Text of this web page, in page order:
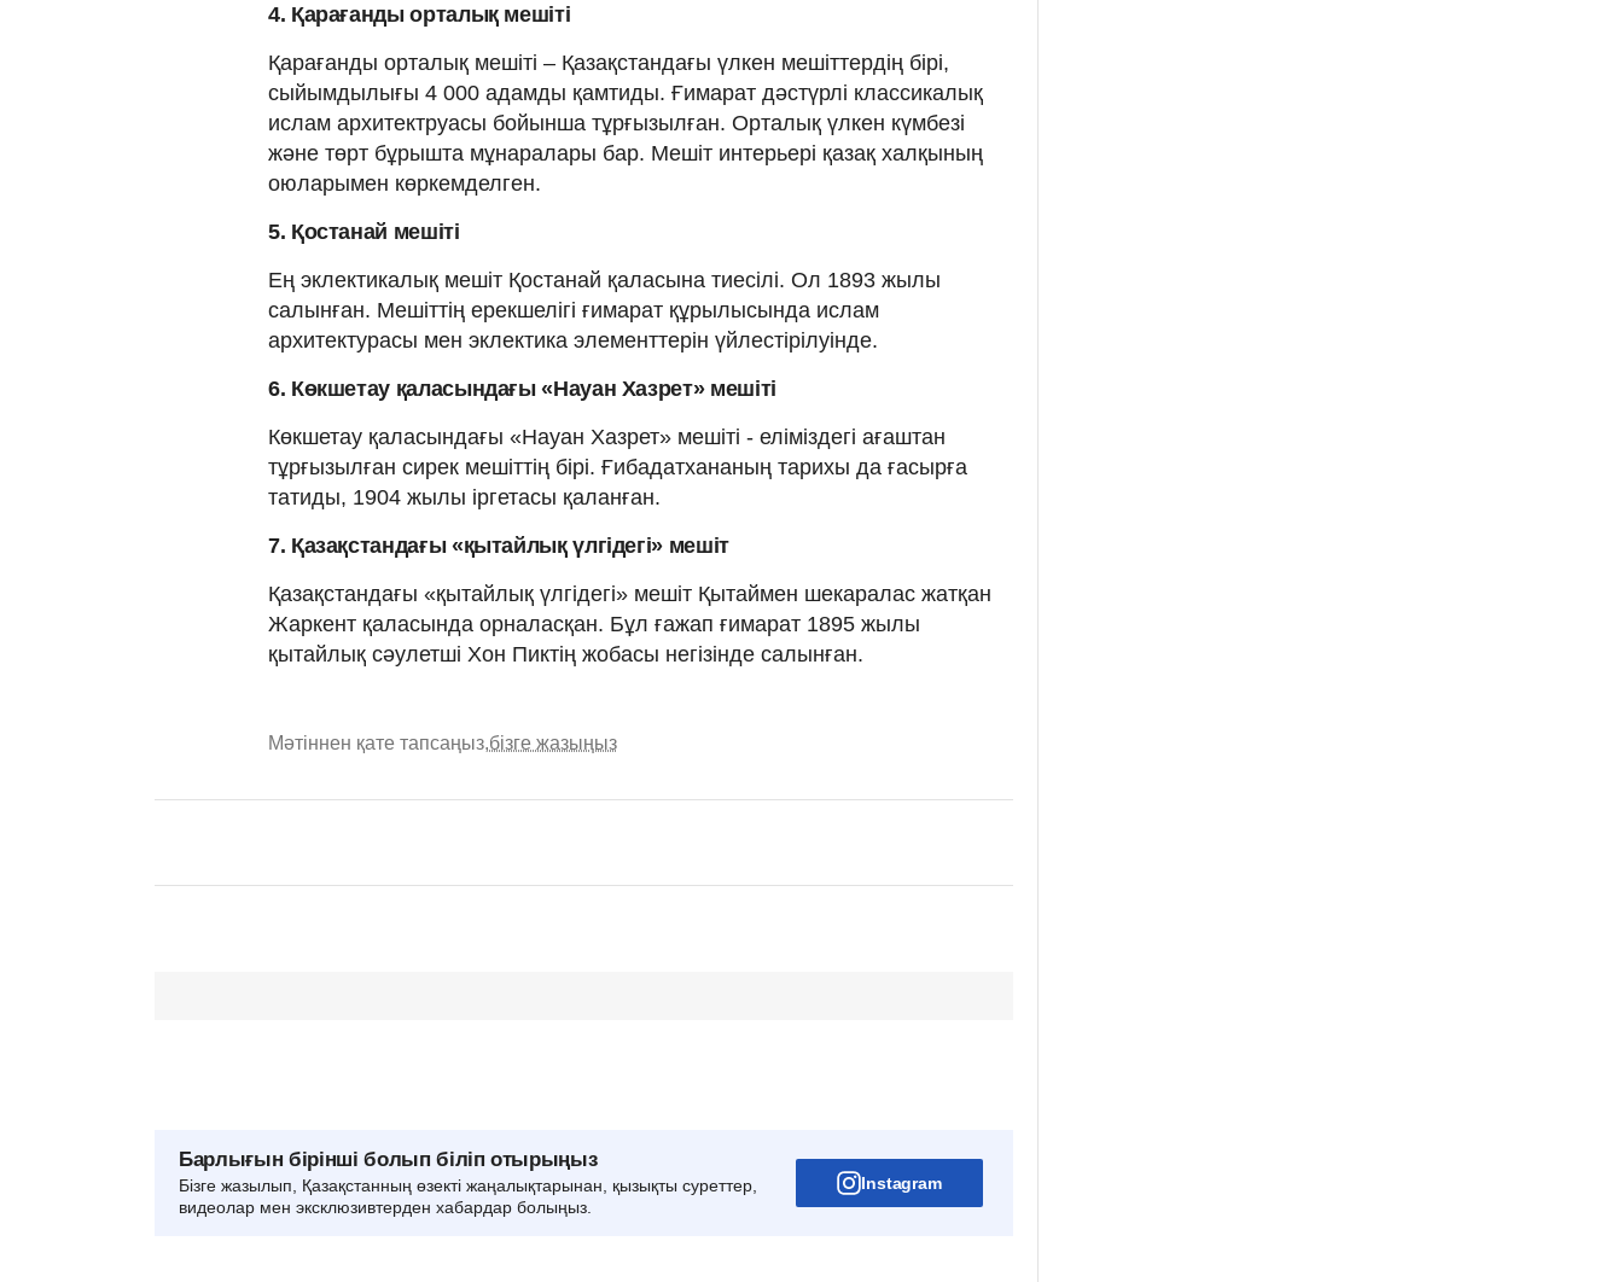
4. Қарағанды орталық мешіті
Қарағанды орталық мешіті – Қазақстандағы үлкен мешіттердің бірі,
сыйымдылығы 4 000 адамды қамтиды. Ғимарат дәстүрлі классикалық
ислам архитектруасы бойынша тұрғызылған. Орталық үлкен күмбезі
және төрт бұрышта мұнаралары бар. Мешіт интерьері қазақ халқының
оюларымен көркемделген.
5. Қостанай мешіті
Ең эклектикалық мешіт Қостанай қаласына тиесілі. Ол 1893 жылы
салынған. Мешіттің ерекшелігі ғимарат құрылысында ислам
архитектурасы мен эклектика элементтерін үйлестірілуінде.
6. Көкшетау қаласындағы «Науан Хазрет» мешіті
Көкшетау қаласындағы «Науан Хазрет» мешіті - еліміздегі ағаштан
тұрғызылған сирек мешіттің бірі. Ғибадатхананың тарихы да ғасырға
татиды, 1904 жылы іргетасы қаланған.
7. Қазақстандағы «қытайлық үлгідегі» мешіт
Қазақстандағы «қытайлық үлгідегі» мешіт Қытаймен шекаралас жатқан
Жаркент қаласында орналасқан. Бұл ғажап ғимарат 1895 жылы
қытайлық сәулетші Хон Пиктің жобасы негізінде салынған.
Мәтіннен қате тапсаңыз,бізге жазыңыз
Барлығын бірінші болып біліп отырыңыз
Бізге жазылып, Қазақстанның өзекті жаңалықтарынан, қызықты суреттер,
видеолар мен эксклюзивтерден хабардар болыңыз.
Instagram